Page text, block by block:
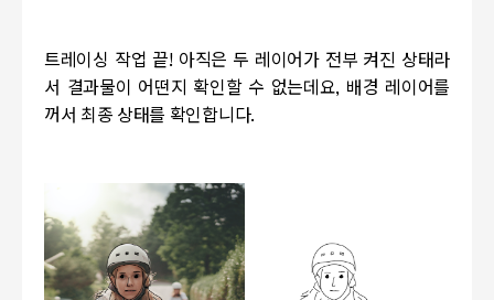
트레이싱 작업 끝! 아직은 두 레이어가 전부 켜진 상태라
서 결과물이 어떤지 확인할 수 없는데요, 배경 레이어를
꺼서 최종 상태를 확인합니다.